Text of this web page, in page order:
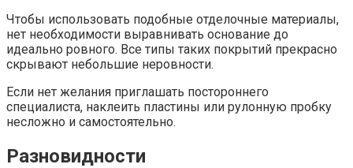
Чтобы использовать подобные отделочные материалы,
нет необходимости выравнивать основание до
идеально ровного. Все типы таких покрытий прекрасно
скрывают небольшие неровности.
Если нет желания приглашать постороннего
специалиста, наклеить пластины или рулонную пробку
несложно и самостоятельно.
Разновидности